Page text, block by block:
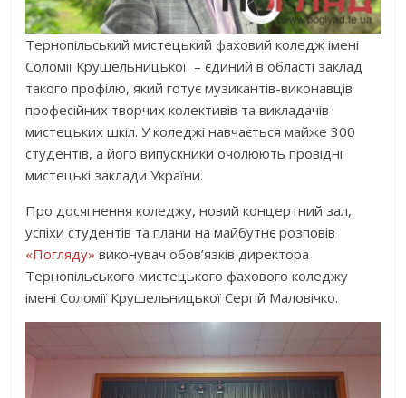
Тернопільський мистецький фаховий коледж імені
Соломії Крушельницької – єдиний в області заклад
такого профілю, який готує музикантів-виконавців
професійних творчих колективів та викладачів
мистецьких шкіл. У коледжі навчається майже 300
студентів, а його випускники очолюють провідні
мистецькі заклади України.
Про досягнення коледжу, новий концертний зал,
успіхи студентів та плани на майбутнє розповів
«Погляду» виконувач обов’язків директора
Тернопільського мистецького фахового коледжу
імені Соломії Крушельницької Сергій Маловічко.